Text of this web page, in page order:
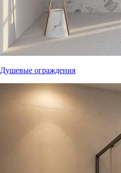
Душевые ограждения